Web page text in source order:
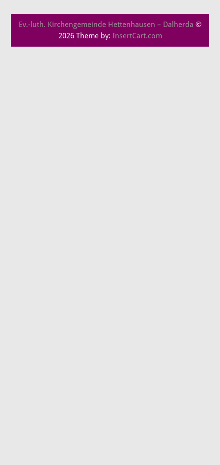
Ev.-luth. Kirchengemeinde Hettenhausen – Dalherda ©
2026 Theme by: InsertCart.com